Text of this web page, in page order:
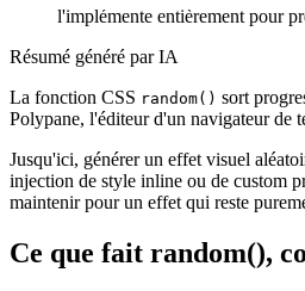
l'implémente entièrement pour
Résumé généré par IA
La fonction CSS random() sort
Polypane, l'éditeur d'un navigateur de
Jusqu'ici, générer un effet visuel
injection de style inline ou de custom
maintenir pour un effet qui reste
Ce que fait random(),